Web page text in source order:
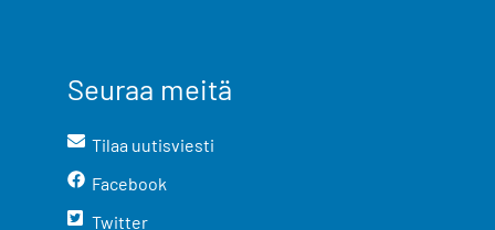
Seuraa meitä
Tilaa uutisviesti
Facebook
Twitter